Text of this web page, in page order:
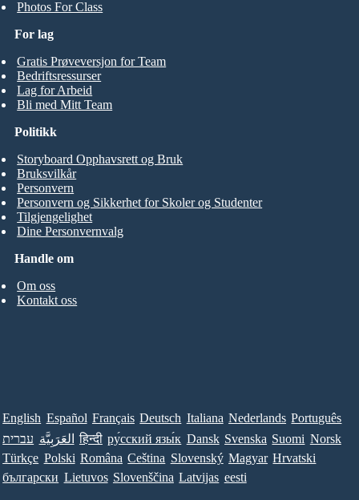
Photos For Class
For lag
Gratis Prøveversjon for Team
Bedriftsressurser
Lag for Arbeid
Bli med Mitt Team
Handle om
Om oss
Kontakt oss
Politikk
Storyboard Opphavsrett og Bruk
Bruksvilkår
Personvern
Personvern og Sikkerhet for Skoler og Studenter
Tilgjengelighet
Dine Personvernvalg
English Español Français Deutsch Italiana Nederlands Português
עברית العَرَبِيَّة हिन्दी ру́сский язы́к Dansk Svenska Suomi Norsk
Türkçe Polski Româna Ceština Slovenský Magyar Hrvatski
български Lietuvos Slovenščina Latvijas eesti